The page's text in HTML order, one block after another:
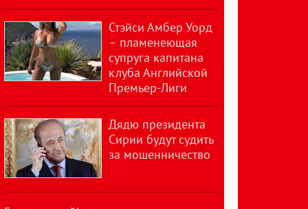
Стэйси Амбер Уорд
– пламенеющая
супруга капитана
клуба Английской
Премьер-Лиги
Дядю президента
Сирии будут судить
за мошенничество